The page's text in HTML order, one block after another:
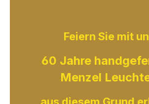
Feiern Sie mit
60 Jahre
Menzel